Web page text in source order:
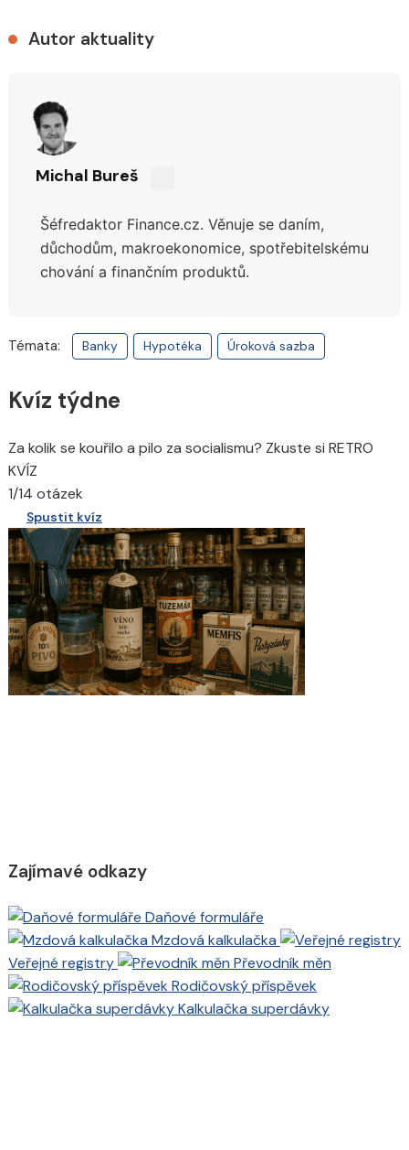
Autor aktuality
Michal Bureš
síti
X
Šéfredaktor Finance.cz. Věnuje se daním,
důchodům, makroekonomice, spotřebitelskému
chování a finančním produktů.
Témata: Banky Hypotéka Úroková sazba
Kvíz týdne
Za kolik se kouřilo a pilo za socialismu? Zkuste si RETRO
KVÍZ
1/14 otázek
Spustit kvíz
Zajímavé odkazy
Daňové formuláře
Mzdová kalkulačka
Veřejné registry
Převodník měn
Rodičovský příspěvek
Kalkulačka superdávky